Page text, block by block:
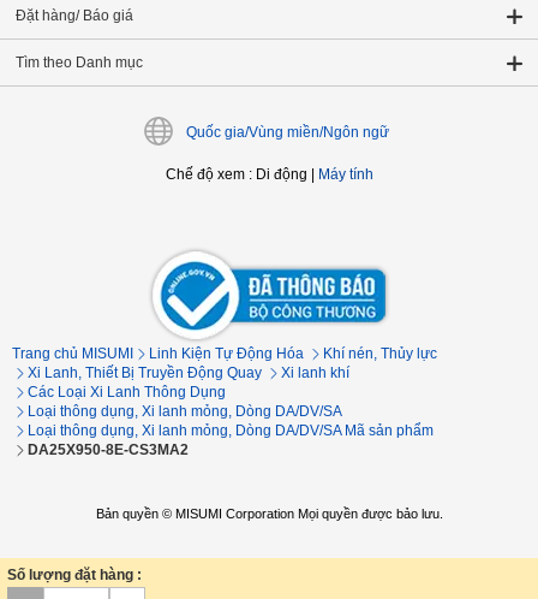
Đặt hàng/ Báo giá
Tìm theo Danh mục
Quốc gia/Vùng miền/Ngôn ngữ
Chế độ xem: Di động Máy tính
Trang chủ MISUMI Linh Kiện Tự Động Hóa
Khí nén, Thủy lực
Xi Lanh, Thiết Bị Truyền Động Quay
Xi lanh khí
Các Loại Xi Lanh Thông Dụng
Loại thông dụng, Xi lanh mỏng, Dòng DA/DV/SA
Loại thông dụng, Xi lanh mỏng, Dòng DA/DV/SA Mã sản phẩm
DA25X950-8E-CS3MA2
Bản quyền © MISUMI Corporation Mọi quyền được bảo lưu.
Số lượng đặt hàng :